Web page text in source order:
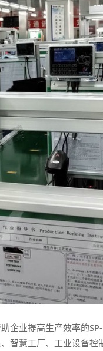
企业提高生产效率的
智慧工厂、工业设备控